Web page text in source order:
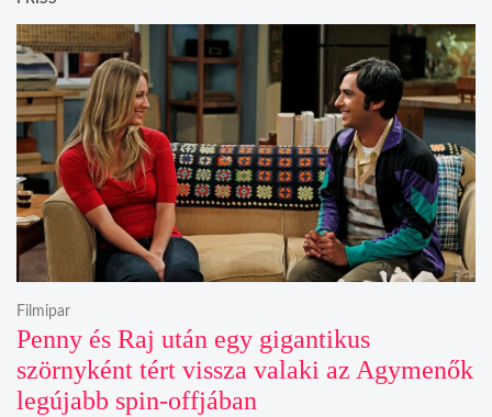
Penny és Raj után egy gigantikus
szörnyként tért vissza valaki az Agymenők
legújabb spin-offjában
Filmipar